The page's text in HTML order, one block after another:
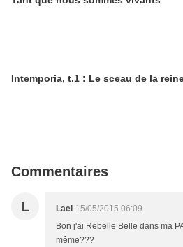
Intemporia, t.1 : Le sceau de la
Commentaires
L Lael 15/05/2015 06:09
Bon j'ai Rebelle Belle dans ma
même???